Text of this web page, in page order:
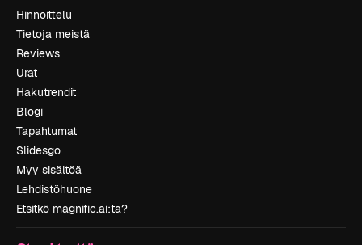
Hinnoittelu
Tietoja meistä
Reviews
Urat
Hakutrendit
Blogi
Tapahtumat
Slidesgo
Myy sisältöä
Lehdistöhuone
Etsitkö magnific.ai:ta?